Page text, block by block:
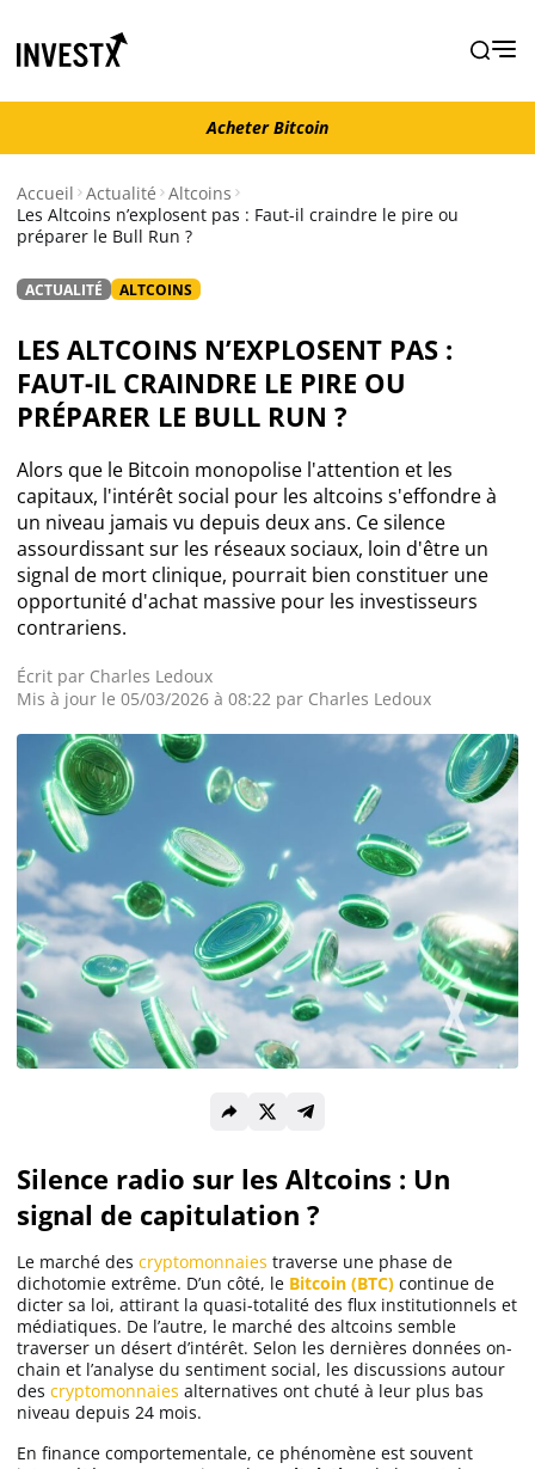
Acheter Bitcoin
Actualité
Actualité Bitcoin
Actualité Ethereum
Actualité Altcoins
Actualité NFT
Actualité Exchanges
Guides
Acheter Cryptomonnaies
Prédictions
Cryptomonnaies
Bitcoin (BTC)
Ethereum (ETH)
Ripple (XRP)
Dogecoin (DOGE)
Binance Coin (BNB)
Acheter Bitcoin
Accueil Actualité Altcoins
Les Altcoins n’explosent pas : Faut-il craindre le pire ou
préparer le Bull Run ?
ACTUALITÉ ALTCOINS
LES ALTCOINS N’EXPLOSENT PAS :
FAUT-IL CRAINDRE LE PIRE OU
PRÉPARER LE BULL RUN ?
Alors que le Bitcoin monopolise l'attention et les
capitaux, l'intérêt social pour les altcoins s'effondre à
un niveau jamais vu depuis deux ans. Ce silence
assourdissant sur les réseaux sociaux, loin d'être un
signal de mort clinique, pourrait bien constituer une
opportunité d'achat massive pour les investisseurs
contrariens.
Écrit par Charles Ledoux
Mis à jour le 05/03/2026 à 08:22 par Charles Ledoux
Silence radio sur les Altcoins : Un
signal de capitulation ?
Le marché des cryptomonnaies traverse une phase de
dichotomie extrême. D’un côté, le Bitcoin (BTC) continue de
dicter sa loi, attirant la quasi-totalité des flux institutionnels et
médiatiques. De l’autre, le marché des altcoins semble
traverser un désert d’intérêt. Selon les dernières données on-
chain et l’analyse du sentiment social, les discussions autour
des cryptomonnaies alternatives ont chuté à leur plus bas
niveau depuis 24 mois.
En finance comportementale, ce phénomène est souvent